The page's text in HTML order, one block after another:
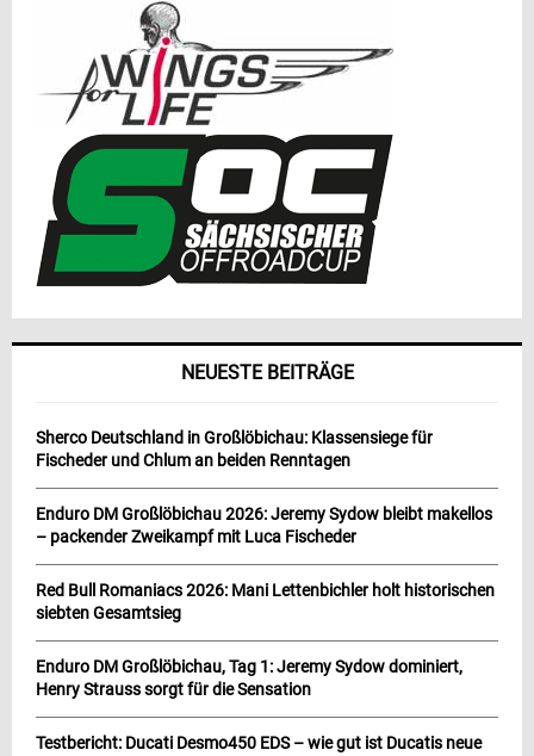
NEUESTE BEITRÄGE
Sherco Deutschland in Großlöbichau: Klassensiege für
Fischeder und Chlum an beiden Renntagen
Enduro DM Großlöbichau 2026: Jeremy Sydow bleibt makellos
– packender Zweikampf mit Luca Fischeder
Red Bull Romaniacs 2026: Mani Lettenbichler holt historischen
siebten Gesamtsieg
Enduro DM Großlöbichau, Tag 1: Jeremy Sydow dominiert,
Henry Strauss sorgt für die Sensation
Testbericht: Ducati Desmo450 EDS – wie gut ist Ducatis neue